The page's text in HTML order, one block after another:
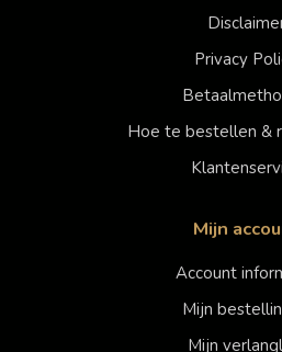
Privacy
Hoe te bestellen &
Mijn
Account
Mijn
Mijn